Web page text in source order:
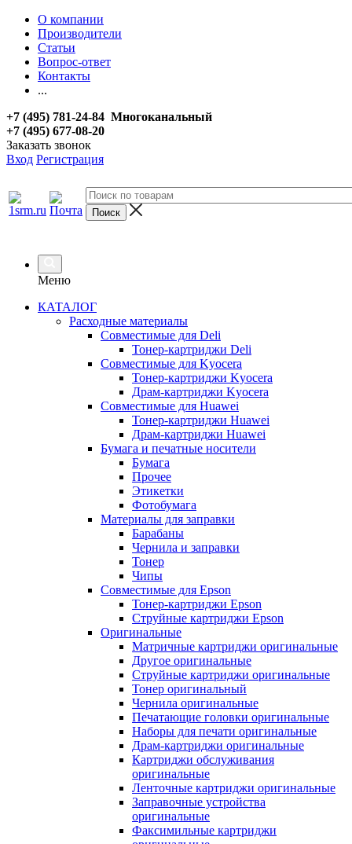
О компании
Производители
Статьи
Вопрос-ответ
Контакты
...
+7 (495) 781-24-84 Многоканальный
+7 (495) 677-08-20
Заказать звонок
Вход Регистрация
Меню
КАТАЛОГ
Расходные материалы
Совместимые для Deli
Тонер-картриджи Deli
Совместимые для Kyocera
Тонер-картриджи Kyocera
Драм-картриджи Kyocera
Совместимые для Huawei
Тонер-картриджи Huawei
Драм-картриджи Huawei
Бумага и печатные носители
Бумага
Прочее
Этикетки
Фотобумага
Материалы для заправки
Барабаны
Чернила и заправки
Тонер
Чипы
Совместимые для Epson
Тонер-картриджи Epson
Струйные картриджи Epson
Оригинальные
Матричные картриджи оригинальные
Другое оригинальные
Струйные картриджи оригинальные
Тонер оригинальный
Чернила оригинальные
Печатающие головки оригинальные
Наборы для печати оригинальные
Драм-картриджи оригинальные
Картриджи обслуживания
оригинальные
Ленточные картриджи оригинальные
Заправочные устройства
оригинальные
Факсимильные картриджи